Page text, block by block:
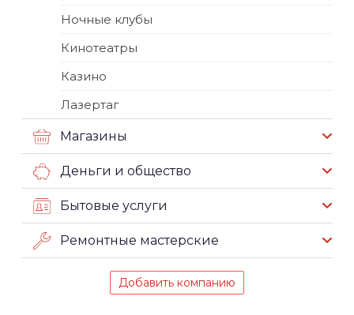
Ночные клубы
Кинотеатры
Казино
Лазертаг
Магазины
Деньги и общество
Бытовые услуги
Ремонтные мастерские
Добавить компанию